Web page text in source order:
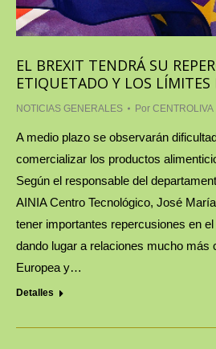
EL BREXIT TENDRÁ SU
ETIQUETADO Y LOS LÍMITES
NOTICIAS GENERALES Por CENTROLIVA
A medio plazo se observarán
comercializar los productos
Según el responsable del
AINIA Centro Tecnológico, José
tener importantes repercusiones en
dando lugar a relaciones mucho más
Europea y…
Detalles